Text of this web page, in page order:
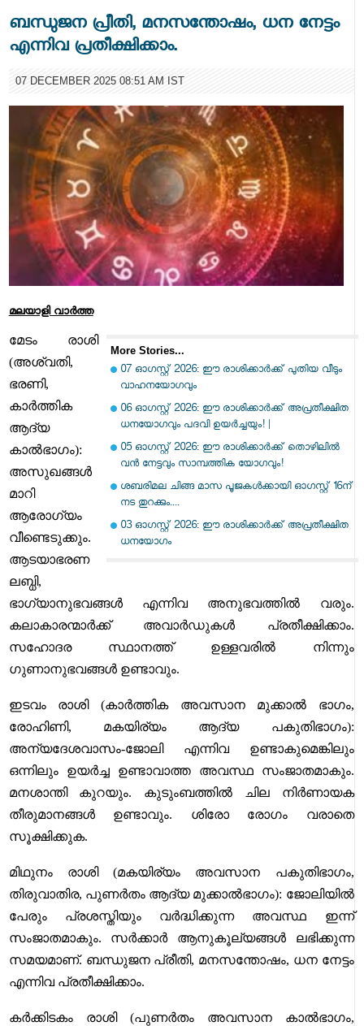
ബന്ധുജന പ്രീതി, മനസന്തോഷം, ധന നേട്ടം
എന്നിവ പ്രതീക്ഷിക്കാം.
07 DECEMBER 2025 08:51 AM IST
മലയാളി വാര്‍ത്ത
More Stories...
07 ഓഗസ്റ്റ് 2026: ഈ രാശിക്കാർക്ക് പുതിയ വീടും
വാഹനയോഗവും
06 ഓഗസ്റ്റ് 2026: ഈ രാശിക്കാർക്ക് അപ്രതീക്ഷിത
ധനയോഗവും പദവി ഉയർച്ചയും! |
05 ഓഗസ്റ്റ് 2026: ഈ രാശിക്കാർക്ക് തൊഴിലിൽ
വൻ നേട്ടവും സാമ്പത്തിക യോഗവും!
ശബരിമല ചിങ്ങ മാസ പൂജകൾക്കായി ഓഗസ്റ്റ് 16ന്
നട തുറക്കും....
03 ഓഗസ്റ്റ് 2026: ഈ രാശിക്കാർക്ക് അപ്രതീക്ഷിത
ധനയോഗം
മേടം രാശി
(അശ്വതി,
ഭരണി,
കാർത്തിക
ആദ്യ
കാൽഭാഗം):
അസുഖങ്ങൾ
മാറി
ആരോഗ്യം
വീണ്ടെടുക്കും.
ആടയാഭരണ
ലബ്ധി,
ഭാഗ്യാനുഭവങ്ങൾ എന്നിവ അനുഭവത്തിൽ വരും.
കലാകാരന്മാർക്ക് അവാർഡുകൾ പ്രതീക്ഷിക്കാം.
സഹോദര സ്ഥാനത്ത് ഉള്ളവരിൽ നിന്നും
ഗുണാനുഭവങ്ങൾ ഉണ്ടാവും.
ഇടവം രാശി (കാർത്തിക അവസാന മുക്കാൽ ഭാഗം,
രോഹിണി, മകയിര്യം ആദ്യ പകുതിഭാഗം):
അന്യദേശവാസം-ജോലി എന്നിവ ഉണ്ടാകുമെങ്കിലും
ഒന്നിലും ഉയർച്ച ഉണ്ടാവാത്ത അവസ്ഥ സംജാതമാകും.
മനശാന്തി കുറയും. കുടുംബത്തിൽ ചില നിർണായക
തീരുമാനങ്ങൾ ഉണ്ടാവും. ശിരോ രോഗം വരാതെ
സൂക്ഷിക്കുക.
മിഥുനം രാശി (മകയിര്യം അവസാന പകുതിഭാഗം,
തിരുവാതിര, പുണർതം ആദ്യ മുക്കാൽഭാഗം): ജോലിയിൽ
പേരും പ്രശസ്തിയും വർദ്ധിക്കുന്ന അവസ്ഥ ഇന്ന്
സംജാതമാകും. സർക്കാർ ആനുകൂല്യങ്ങൾ ലഭിക്കുന്ന
സമയമാണ്. ബന്ധുജന പ്രീതി, മനസന്തോഷം, ധന നേട്ടം
എന്നിവ പ്രതീക്ഷിക്കാം.
കർക്കിടകം രാശി (പുണർതം അവസാന കാൽഭാഗം,